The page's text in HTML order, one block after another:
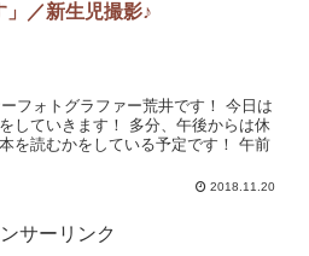
」／新生児撮影♪
フォトグラファー荒井です！ 今日は
していきます！ 多分、午後からは休
を読むかをしている予定です！ 午前
2018.11.20
サーリンク